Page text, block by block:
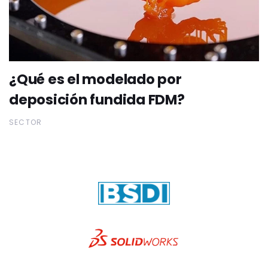
¿Qué es el modelado por
deposición fundida FDM?
SECTOR